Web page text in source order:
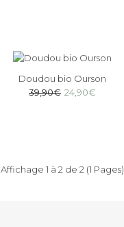
Doudou bio Ourson
39,90€ 24,90€
Affichage 1 à 2 de 2 (1 Pages)